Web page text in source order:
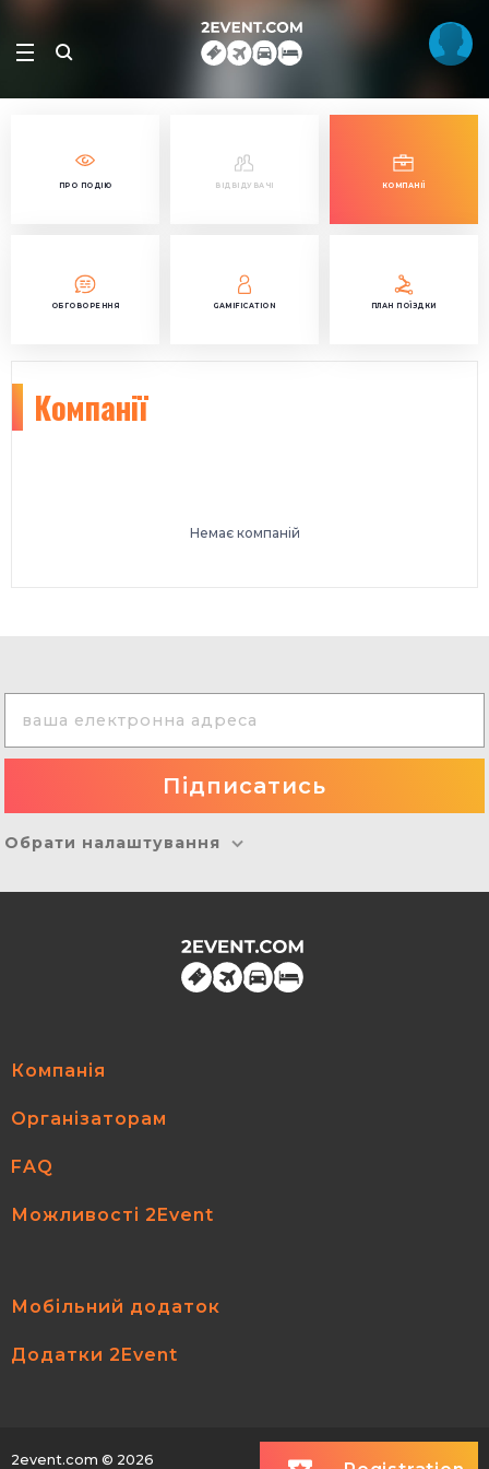
ПРО ПОДІЮ ВІДВІДУВАЧІ КОМПАНІЇ
ОБГОВОРЕННЯ GAMIFICATION ПЛАН ПОЇЗДКИ
Компанії
Немає компаній
Обрати налаштування
Компанія
Організаторам
FAQ
Можливості 2Event
Мобільний додаток
Додатки 2Event
2event.com © 2026 All rights reserved.